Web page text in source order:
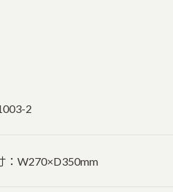
2
：W270×D350mm